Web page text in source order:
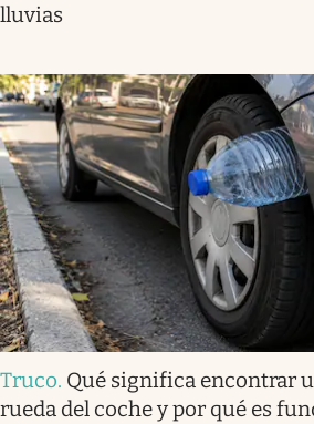
lluvias
Truco. Qué significa encontrar
rueda del coche y por qué es